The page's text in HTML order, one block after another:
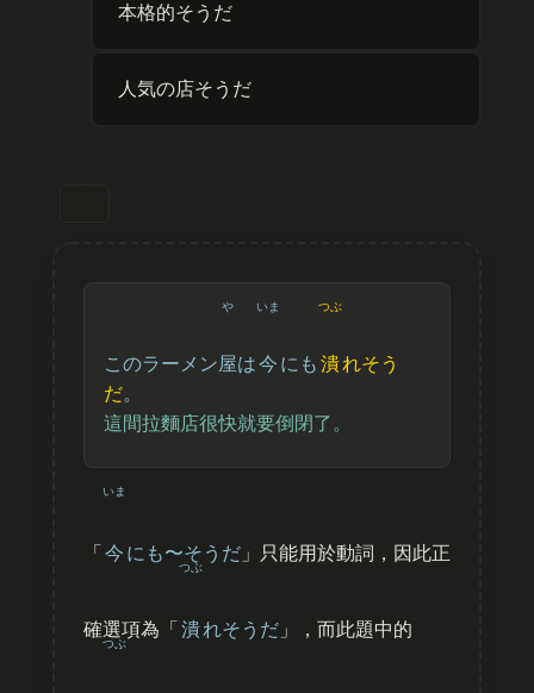
本格的そうだ
人気の店そうだ
このラーメン屋
や
は今
いま
にも 潰
つぶ
れそう
だ。
這間拉麵店很快就要倒閉了。
「 今
いま
にも〜そうだ 」只能用於動詞，因此正
確選項為「 潰
つぶ
れそうだ 」，而此題中的
つぶ